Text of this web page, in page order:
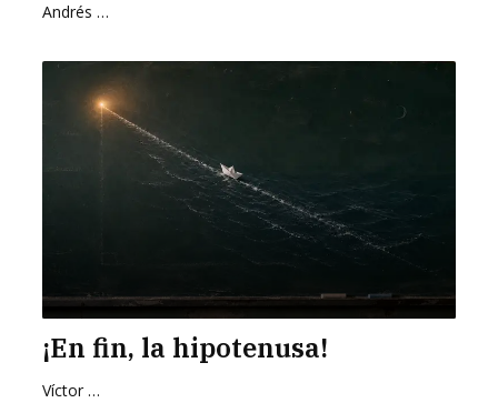
Andrés Zurita Zafra
¡En fin, la hipotenusa!
Víctor Hugo Pedraza